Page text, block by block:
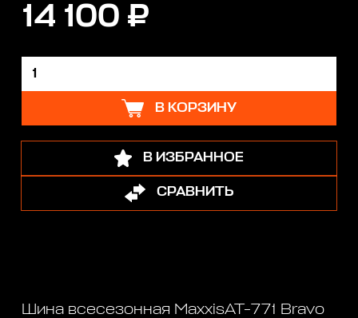
14 100 ₽
В КОРЗИНУ
В ИЗБРАННОЕ
СРАВНИТЬ
Шина всесезонная MaxxisAT-771 Bravo